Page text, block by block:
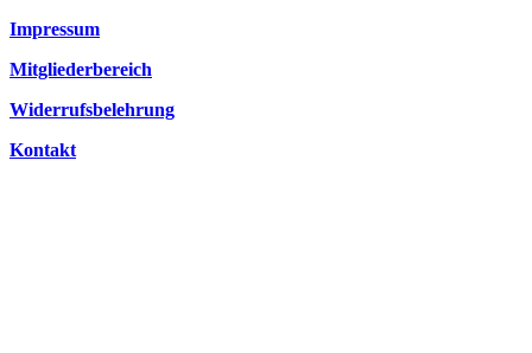
Impressum
Mitgliederbereich
Widerrufsbelehrung
Kontakt